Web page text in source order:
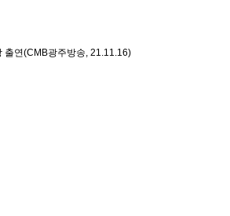
출연(CMB광주방송, 21.11.16)